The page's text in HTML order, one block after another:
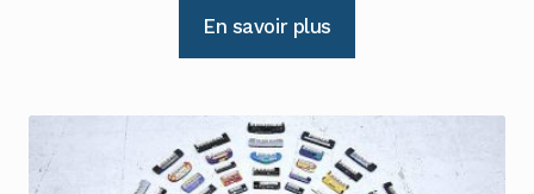
En savoir plus